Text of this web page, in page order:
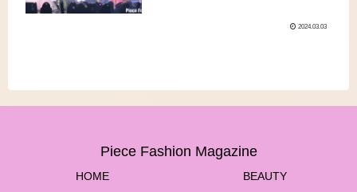
2024.03.03
Piece Fashion Magazine
HOME
BEAUTY